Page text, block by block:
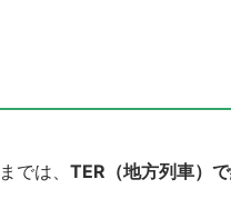
では、 TER（地方列車）